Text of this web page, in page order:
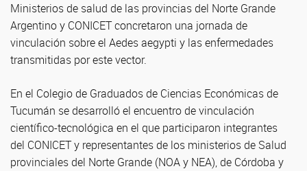
Ministerios de salud de las provincias del Norte Grande
Argentino y CONICET concretaron una jornada de
vinculación sobre el Aedes aegypti y las enfermedades
transmitidas por este vector.
En el Colegio de Graduados de Ciencias Económicas de
Tucumán se desarrolló el encuentro de vinculación
científico-tecnológica en el que participaron integrantes
del CONICET y representantes de los ministerios de Salud
provinciales del Norte Grande (NOA y NEA), de Córdoba y